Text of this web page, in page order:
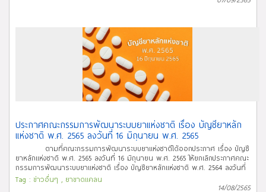
2565 จำนวน 33 รายการ เป็นรายการการยาที่อยู่ในสถานะยังขาดแคลน
(Currently in shortage) จำนวน 10 รายการ เป็นรายการยาที่อยู่ในสถานะแก้ไข
เสร็จแล้ว (Resolved) จำนวน 21 รายการ และ อื่นๆ 2 รายการ ยาขาดแคลนที่
ประชาสัมพันธ์บนเว็บไซต์ หมายถึง ยาที่มีความจำเป็นและส่งผลกระทบต่อระบบ
สาธารณสุข ซึ่งปัจจุบันปริมาณ Supply ไม่เพียงพอต่อความต้องการใช้ยาและ/หรือ
ไม่สามารถคาดการณ์ระยะเวลาในการกลับมาจำหน่ายเป็นปกติได้ สาเหตุการ
ขาดแคลน (Shortage Reasons) ที่แสดงผลบนเว็บไซต์ ได้แก่ (1)
ปรับปรุง/แก้ไขทะเบียน/GMP (2) ขาดวัตถุดิบทางยา (3)
บริษัทยกเลิกการผลิต/นำเข้า (4) มีปัญหาด้านการขนส่ง (5) ปริมาณ
ประกาศคณะกรรมการพัฒนาระบบยาแห่งชาติ เรื่อง บัญชียาหลัก
แห่งชาติ พ.ศ. 2565 ลงวันที่ 16 มิถุนายน พ.ศ. 2565
ตามที่คณะกรรมการพัฒนาระบบยาแห่งชาติได้ออกประกาศ เรื่อง บัญชี
ยาหลักแห่งชาติ พ.ศ. 2565 ลงวันที่ 16 มิถุนายน พ.ศ. 2565 ให้ยกเลิกประกาศคณะ
กรรมการพัฒนาระบบยาแห่งชาติ เรื่อง บัญชียาหลักแห่งชาติ พ.ศ. 2564 ลงวันที่
31 พฤษภาคม 2564 และยกเลิกประกาศคณะกรรมการพัฒนาระบบยาแห่งชาติ
เรื่อง บัญชียาหลักแห่งชาติ (ฉบับที่ 2) พ.ศ. 2565 ลงวันที่ 28 มกราคม 2565 และ
Tag : ข่าวอื่นๆ , ยาขาดแคลน
14/08/2565